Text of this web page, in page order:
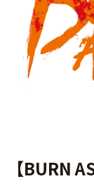
【BURN